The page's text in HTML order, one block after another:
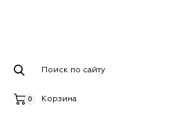
Поиск по сайту
Корзина
0